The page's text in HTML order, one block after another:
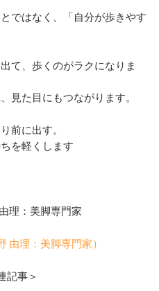
ではなく、「自分が歩きやす
て、歩くのがラクになりま
見た目にもつながります。
前に出す。
を軽くします
理：美脚専門家
由理：美脚専門家）
記事＞